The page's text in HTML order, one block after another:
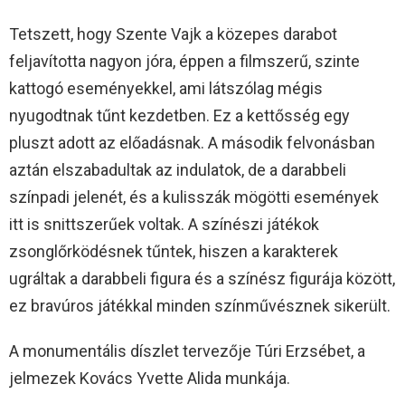
Tetszett, hogy Szente Vajk a közepes darabot
feljavította nagyon jóra, éppen a filmszerű, szinte
kattogó eseményekkel, ami látszólag mégis
nyugodtnak tűnt kezdetben. Ez a kettősség egy
pluszt adott az előadásnak. A második felvonásban
aztán elszabadultak az indulatok, de a darabbeli
színpadi jelenét, és a kulisszák mögötti események
itt is snittszerűek voltak. A színészi játékok
zsonglőrködésnek tűntek, hiszen a karakterek
ugráltak a darabbeli figura és a színész figurája között,
ez bravúros játékkal minden színművésznek sikerült.
A monumentális díszlet tervezője Túri Erzsébet, a
jelmezek Kovács Yvette Alida munkája.